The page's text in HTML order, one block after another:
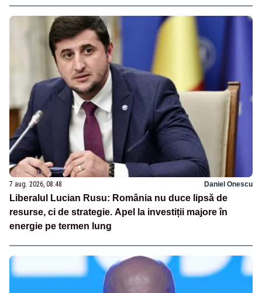
7 aug. 2026, 08:48 Daniel Onescu
Liberalul Lucian Rusu: România nu duce lipsă de
resurse, ci de strategie. Apel la investiții majore în
energie pe termen lung